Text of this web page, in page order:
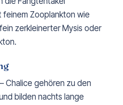
feinem Zooplankton wie
zerkleinerter Mysis oder
Chalice gehören zu den
bilden nachts lange